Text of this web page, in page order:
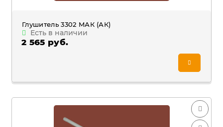
Глушитель 3302 MАК (АК)
Есть в наличии
2 565 руб.